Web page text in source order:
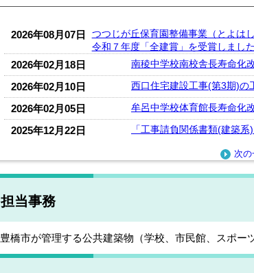
2026年08月07日
つつじが丘保育園整備事業（とよは
令和７年度「全建賞」を受賞しました
2026年02月18日 南稜中学校南校舎長寿命化
2026年02月10日 西口住宅建設工事(第3期)の
2026年02月05日 牟呂中学校体育館長寿命化
2025年12月22日 「工事請負関係書類(建築系
次の
担当事務
豊橋市が管理する公共建築物（学校、市民館、スポー